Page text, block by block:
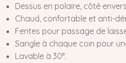
Dessus en polaire, côté
Chaud, confortable et anti-
Fentes pour passage de
Sangle à chaque coin pour
Lavable à 30°.